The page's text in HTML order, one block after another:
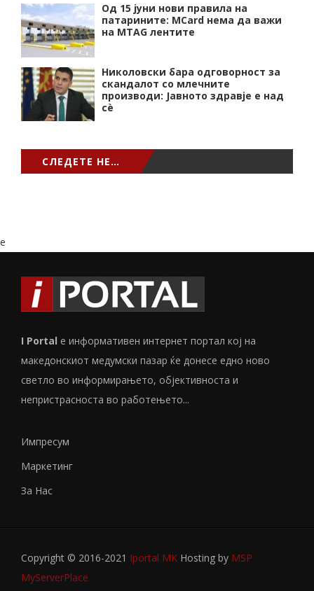
Од 15 јуни нови правила на
патарините: MCard нема да важи
на MTAG лентите
Николовски бара одговорност за
скандалот со млечните
производи: Јавното здравје е над
сѐ
СЛЕДЕТЕ НЕ…
e
I Portal е информативен интернет портал кој на
македонскиот медумски пазар ќе донесе едно ново
светло во информирањето, објективноста и
непристрасноста во работењето...
Импресум
Маркетинг
За Нас
Copyright © 2016-2021 Iportal MK Hosting by MSP
MyServerPlace